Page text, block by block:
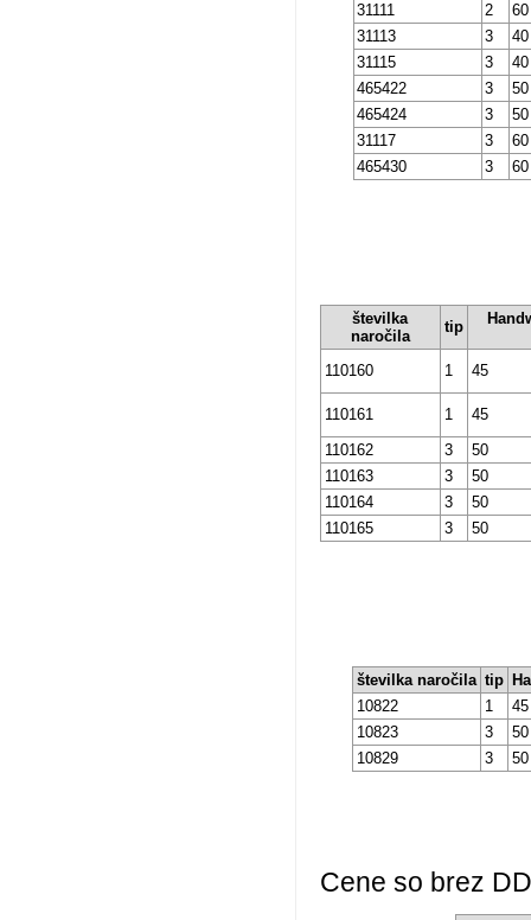
31111
2
60
31113
3
40
31115
3
40
465422
3
50
465424
3
50
31117
3
60
465430
3 60
številka
naročila
tip
110160 1 45
110161 1
45
110162
3
50
110163
3
50
110164
3
50
110165
3 50
številka naročila tip
10822
1
45
10823
3
50
10829
3 50
Cene so brez